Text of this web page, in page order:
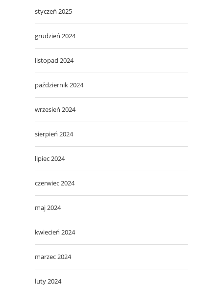
styczeń 2025
grudzień 2024
listopad 2024
październik 2024
wrzesień 2024
sierpień 2024
lipiec 2024
czerwiec 2024
maj 2024
kwiecień 2024
marzec 2024
luty 2024